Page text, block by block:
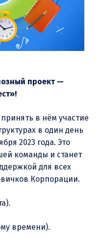
проект —
в нём участие
в один день
2023 года. Это
команды и станет
для всех
Корпорации.
времени).